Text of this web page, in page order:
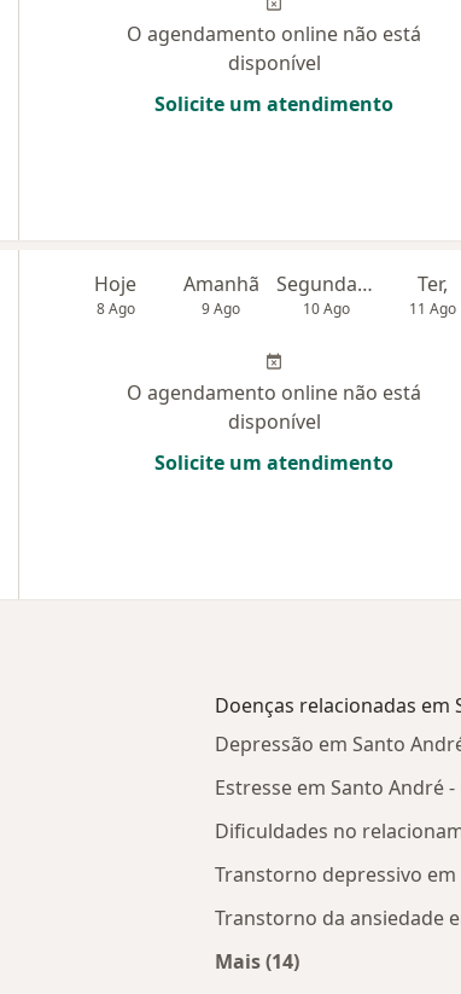
O agendamento online não está
disponível
Solicite um atendimento
Hoje
8 Ago
Amanhã
9 Ago
Segunda-feira
10 Ago
Ter,
11 Ago
O agendamento online não está
disponível
Solicite um atendimento
Doenças relacionadas em
Depressão em Santo
Estresse em Santo André -
Dificuldades no
Transtorno depressivo em
Transtorno da ansiedade
Mais (14)